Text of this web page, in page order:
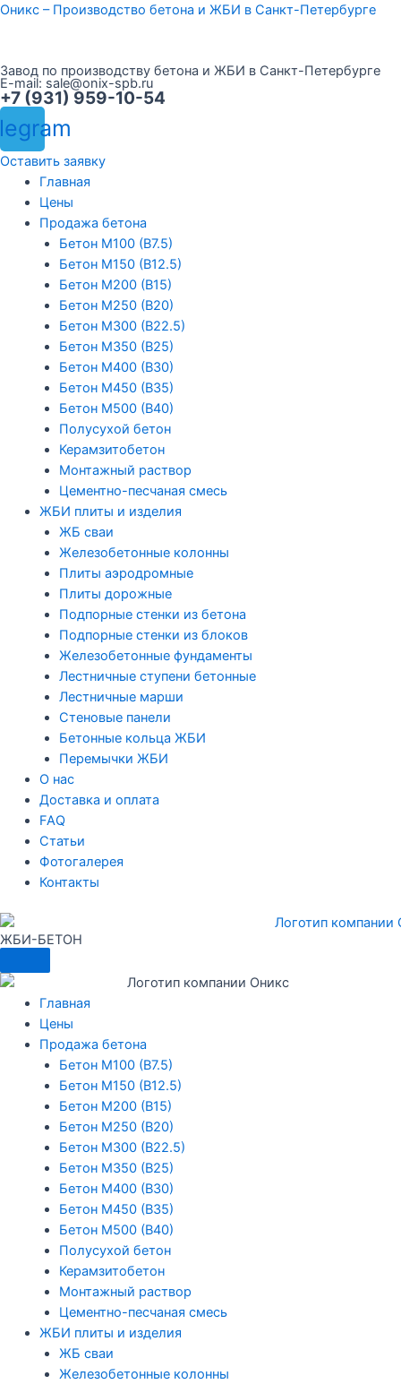
Перейти
Оникс – Производство бетона и ЖБИ в Санкт-Петербурге
Завод по производству бетона и ЖБИ в Санкт-Петербурге
E-mail: sale@onix-spb.ru
+7 (931) 959-10-54
Оставить заявку
Меню
Главная
Цены
Продажа бетона
Бетон М100 (В7.5)
Бетон М150 (В12.5)
Бетон М200 (В15)
Бетон М250 (В20)
Бетон М300 (В22.5)
Бетон М350 (В25)
Бетон М400 (В30)
Бетон М450 (В35)
Бетон М500 (В40)
Полусухой бетон
Керамзитобетон
Монтажный раствор
Цементно-песчаная смесь
ЖБИ плиты и изделия
ЖБ сваи
Железобетонные колонны
Плиты аэродромные
Плиты дорожные
Подпорные стенки из бетона
Подпорные стенки из блоков
Железобетонные фундаменты
Лестничные ступени бетонные
Лестничные марши
Стеновые панели
Бетонные кольца ЖБИ
Перемычки ЖБИ
О нас
Доставка и оплата
FAQ
Статьи
Фотогалерея
Контакты
ЖБИ-БЕТОН
Меню
Главная
Цены
Продажа бетона
Бетон М100 (В7.5)
Бетон М150 (В12.5)
Бетон М200 (В15)
Бетон М250 (В20)
Бетон М300 (В22.5)
Бетон М350 (В25)
Бетон М400 (В30)
Бетон М450 (В35)
Бетон М500 (В40)
Полусухой бетон
Керамзитобетон
Монтажный раствор
Цементно-песчаная смесь
ЖБИ плиты и изделия
ЖБ сваи
Железобетонные колонны